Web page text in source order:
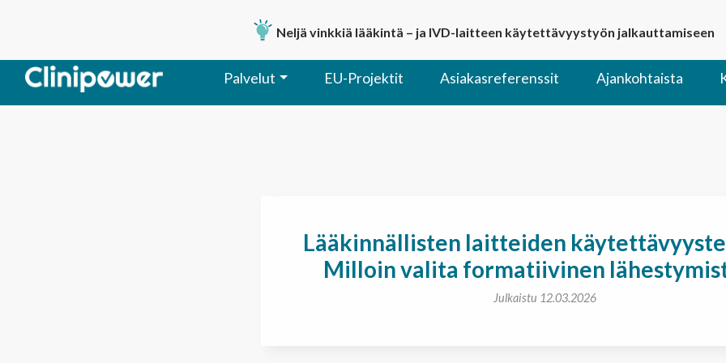
Päävalikko Palvelut EU-Projektit Asiakasreferenssit Ajankohtaista
Lääkinnällisten laitteiden
Milloin valita formatiivinen
Julkaistu 12.03.2026
Neljä vinkkiä lääkintä – ja IVD-laitteen käytettävyystyön jalkauttamiseen